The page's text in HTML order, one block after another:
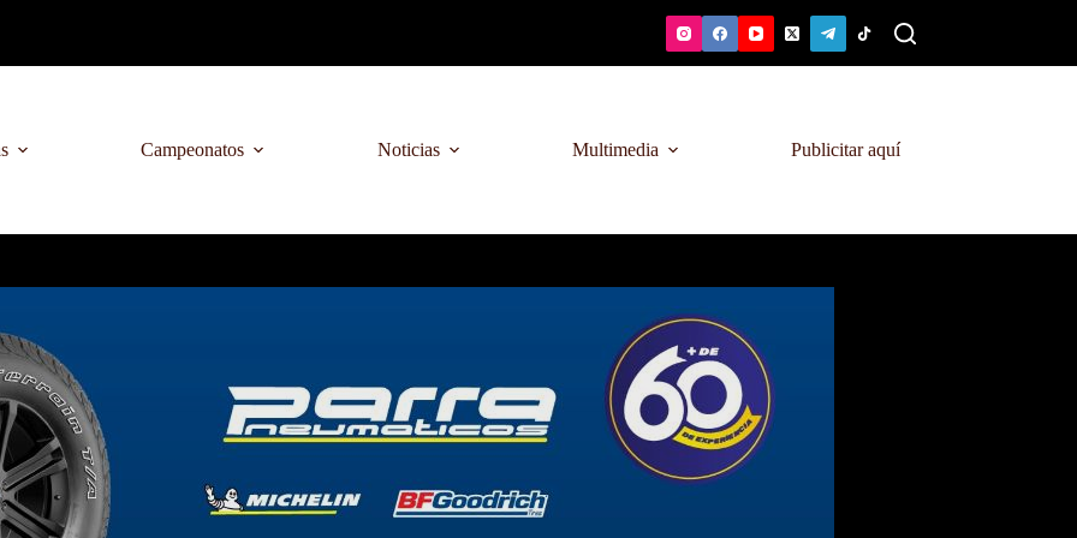
Campeonatos Noticias Multimedia Publicitar aquí